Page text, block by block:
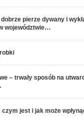
pierze dywany i
województwie…
– trwały sposób na
jest i jak może